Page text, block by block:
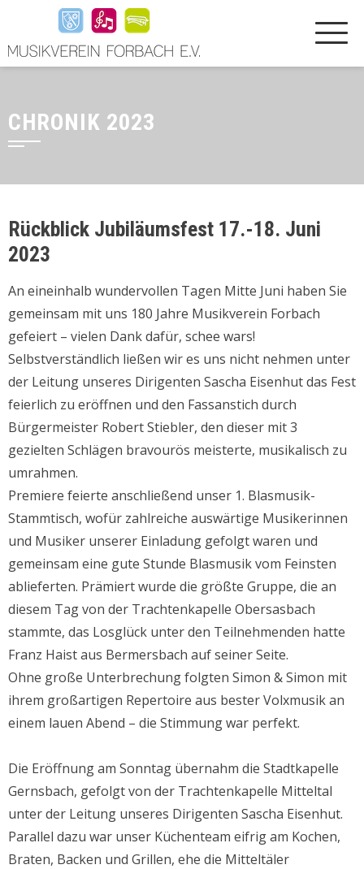
CHRONIK 2023
Rückblick Jubiläumsfest 17.-18. Juni
2023
An eineinhalb wundervollen Tagen Mitte Juni haben Sie
gemeinsam mit uns 180 Jahre Musikverein Forbach
gefeiert – vielen Dank dafür, schee wars!
Selbstverständlich ließen wir es uns nicht nehmen unter
der Leitung unseres Dirigenten Sascha Eisenhut das Fest
feierlich zu eröffnen und den Fassanstich durch
Bürgermeister Robert Stiebler, den dieser mit 3
gezielten Schlägen bravourös meisterte, musikalisch zu
umrahmen.
Premiere feierte anschließend unser 1. Blasmusik-
Stammtisch, wofür zahlreiche auswärtige Musikerinnen
und Musiker unserer Einladung gefolgt waren und
gemeinsam eine gute Stunde Blasmusik vom Feinsten
ablieferten. Prämiert wurde die größte Gruppe, die an
diesem Tag von der Trachtenkapelle Obersasbach
stammte, das Losglück unter den Teilnehmenden hatte
Franz Haist aus Bermersbach auf seiner Seite.
Ohne große Unterbrechung folgten Simon & Simon mit
ihrem großartigen Repertoire aus bester Volxmusik an
einem lauen Abend – die Stimmung war perfekt.
Die Eröffnung am Sonntag übernahm die Stadtkapelle
Gernsbach, gefolgt von der Trachtenkapelle Mitteltal
unter der Leitung unseres Dirigenten Sascha Eisenhut.
Parallel dazu war unser Küchenteam eifrig am Kochen,
Braten, Backen und Grillen, ehe die Mitteltäler